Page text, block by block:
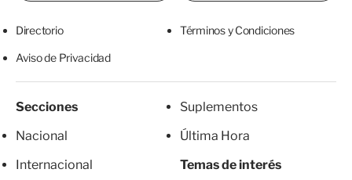
Directorio Términos y Condiciones
Aviso de Privacidad
Secciones
Nacional
Internacional
Suplementos
Última Hora
Temas de interés